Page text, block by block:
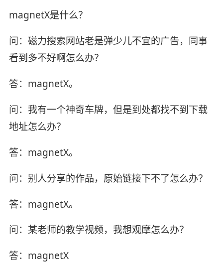
magnetX是什么？
问：磁力搜索网站老是弹少儿不宜的广告，同事
看到多不好啊怎么办？
答：magnetX。
问：我有一个神奇车牌，但是到处都找不到下载
地址怎么办？
答：magnetX。
问：别人分享的作品，原始链接下不了怎么办？
答：magnetX。
问：某老师的教学视频，我想观摩怎么办？
答：magnetX